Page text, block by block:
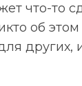
что-то
об
других,